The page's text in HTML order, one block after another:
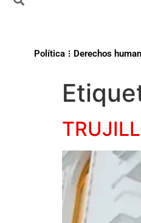
Política Derechos